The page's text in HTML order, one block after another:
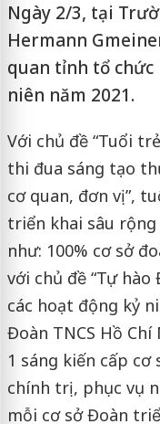
Ngày 2/3, tại
Hermann
quan tỉnh tổ
niên năm 2021.
Với chủ đề “Tuổi
thi đua sáng tạo
cơ quan, đơn vị”,
triển khai sâu
như: 100% cơ sở
với chủ đề “Tự hào
các hoạt động kỷ
Đoàn TNCS Hồ
1 sáng kiến cấp
chính trị, phục vụ
mỗi cơ sở Đoàn